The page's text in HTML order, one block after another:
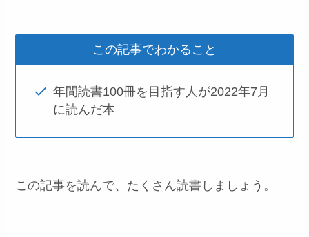
この記事でわかること
年間読書100冊を目指す人が2022年7月
に読んだ本
この記事を読んで、たくさん読書しましょう。